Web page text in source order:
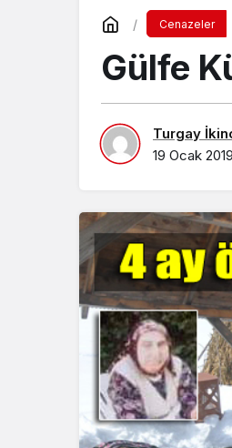
Cenazeler
Gülfe
Turgay
19 Ocak